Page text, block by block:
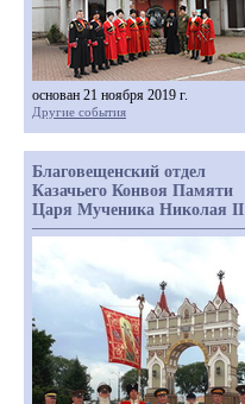
основан 21 ноября 2019 г.
Другие события
Благовещенский отдел
Казачьего Конвоя Памяти
Царя Мученика Николая II